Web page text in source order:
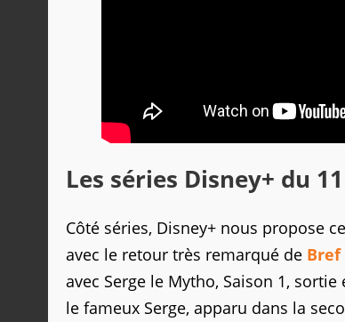
Les séries Disney+ du
Côté séries, Disney+ nous propose
avec le retour très remarqué de Bref
avec Serge le Mytho, Saison 1,
le fameux Serge, apparu dans la